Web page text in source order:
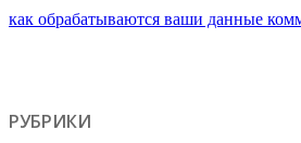
как обрабатываются ваши данные
РУБРИКИ